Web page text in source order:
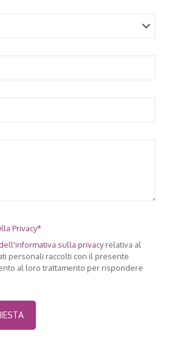
Privacy*
informativa sulla privacyrelativa al
personali raccolti con il presente
al loro trattamento per rispondere